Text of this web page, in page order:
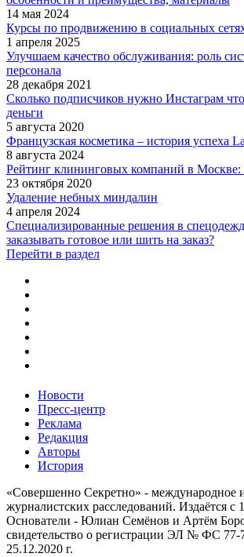
14 мая 2024
Курсы по продвижению в социальных
1 апреля 2025
Улучшаем качество обслуживания: роль
персонала
28 декабря 2021
Сколько подписчиков нужно Инстаграм
деньги
5 августа 2020
Французская косметика – история успеха
8 августа 2024
Рейтинг клининговых компаний в
23 октября 2020
Удаление небных миндалин
4 апреля 2024
Специализированные решения в
заказывать готовое или шить на заказ?
Перейти в раздел
Новости
Пресс-центр
Реклама
Редакция
Авторы
История
«Совершенно Секретно» - международное
журналистских расследований. Издаётся с
Основатели - Юлиан Семёнов и Артём
свидетельство о регистрации ЭЛ № ФС 77-
25.12.2020 г.